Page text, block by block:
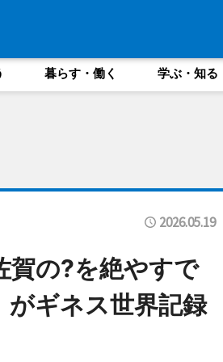
暮らす・働く 学ぶ・知る
2026.05.19
賀の?を絶やすで
ギネス世界記録